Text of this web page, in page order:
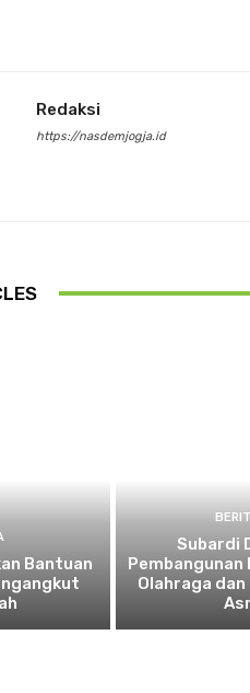
Redaksi
https://nasdemjogja.id
Bantuan
Subardi
Pembangunan
Olahraga